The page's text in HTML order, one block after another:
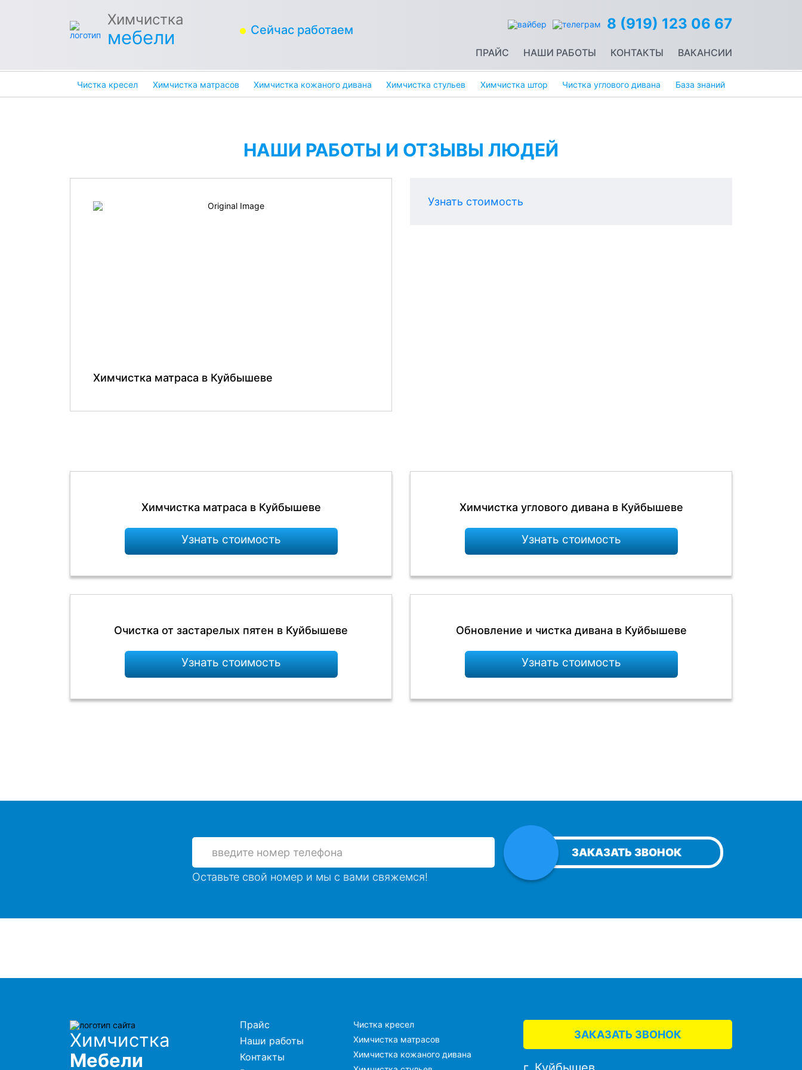
Химчистка
мебели Сейчас работаем 8 (919) 123 06 67
ПРАЙС НАШИ РАБОТЫ КОНТАКТЫ ВАКАНСИИ
Чистка кресел Химчистка матрасов Химчистка кожаного дивана Химчистка стульев Химчистка штор Чистка углового дивана База знаний
НАШИ РАБОТЫ И ОТЗЫВЫ ЛЮДЕЙ
Химчистка матраса в Куйбышеве
Узнать стоимость
Химчистка матраса в Куйбышеве
Узнать стоимость
Химчистка углового дивана в Куйбышеве
Узнать стоимость
Очистка от застарелых пятен в Куйбышеве
Узнать стоимость
Обновление и чистка дивана в Куйбышеве
Узнать стоимость
ЗАКАЗАТЬ ЗВОНОК
Оставьте свой номер и мы с вами свяжемся!
Химчистка
Мебели
Прайс
Наши работы
Контакты
Чистка кресел
Химчистка матрасов
Химчистка кожаного дивана
ЗАКАЗАТЬ ЗВОНОК